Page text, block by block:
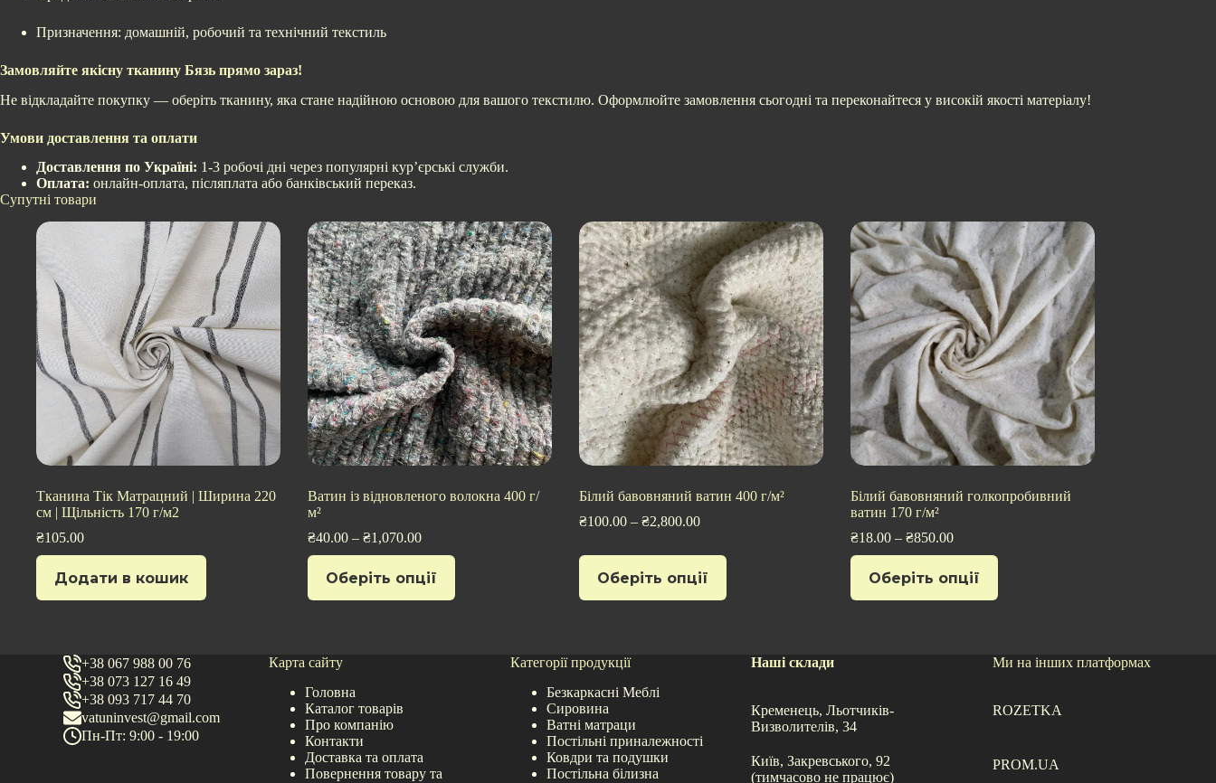
Призначення: домашній, робочий та технічний текстиль
Замовляйте якісну тканину Бязь прямо зараз!
Не відкладайте покупку — оберіть тканину, яка стане надійною основою для вашого текстилю. Оформлюйте замовлення сьогодні та переконайтеся у високій якості матеріалу!
Умови доставлення та оплати
Доставлення по Україні: 1-3 робочі дні через популярні кур’єрські служби.
Оплата: онлайн-оплата, післяплата або банківський переказ.
Супутні товари
Тканина Тік Матрацний | Ширина 220
см | Щільність 170 г/м2
₴105.00
Додати в кошик
Ватин із відновленого волокна 400 г/
м²
₴40.00– ₴1,070.00
Оберіть опції
Цей
товар
має
можна
на
сторінці
товару
Білий бавовняний ватин 400 г/м²
₴100.00– ₴2,800.00
Оберіть опції
Цей
товар
має
можна
на
сторінці
товару
Білий бавовняний голкопробивний
ватин 170 г/м²
₴18.00– ₴850.00
Оберіть опції
Цей
товар
має
сторінці
товару
+38 067 988 00 76
+38 073 127 16 49
+38 093 717 44 70
vatuninvest@gmail.com
Пн-Пт: 9:00 - 19:00
Карта сайту
Головна
Каталог товарів
Про компанію
Контакти
Доставка та оплата
Повернення товару та
Категорії продукції
Безкаркасні Меблі
Сировина
Ватні матраци
Постільні приналежності
Ковдри та подушки
Постільна білизна
Наші склади
Кременець, Льотчиків-
Визволителів, 34
Київ, Закревського, 92
(тимчасово не працює)
Ми на інших платформах
ROZETKA
PROM.UA